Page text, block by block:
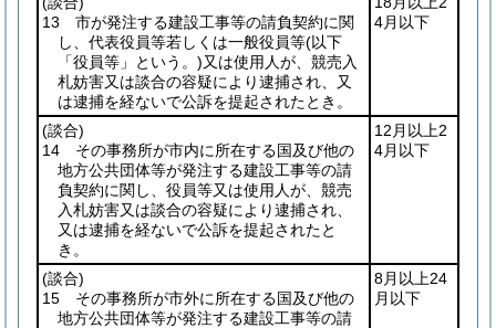
13 市が発注する建設工事等の請負契約に関
し、代表役員等若しくは一般役員等(以下
「役員等」という。)又は使用人が、競売入
札妨害又は談合の容疑により逮捕され、又
は逮捕を経ないで公訴を提起されたとき。
4月以下
(談合)
14 その事務所が市内に所在する国及び他の
地方公共団体等が発注する建設工事等の請
負契約に関し、役員等又は使用人が、競売
入札妨害又は談合の容疑により逮捕され、
又は逮捕を経ないで公訴を提起されたと
き。
12月以上2
4月以下
(談合)
15 その事務所が市外に所在する国及び他の
地方公共団体等が発注する建設工事等の請
8月以上24
月以下